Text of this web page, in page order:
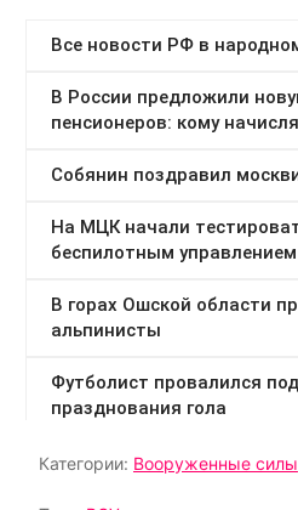
Категории: Вооруженные силы